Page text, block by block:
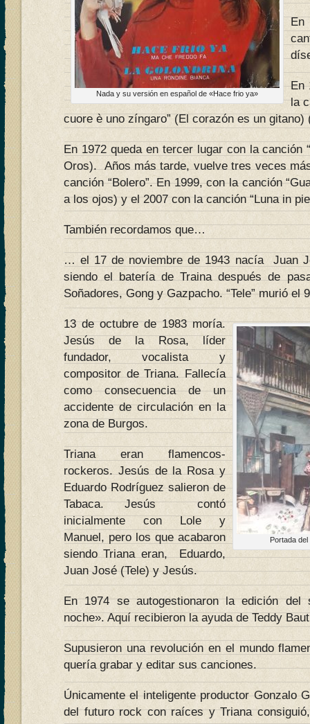
Nada y su versión en español de «Hace frio ya»
En
En
la
cuore è uno zíngaro” (El corazón es un
En 1972 queda en tercer lugar con la canción
Oros). Años más tarde, vuelve tres veces
canción “Bolero”. En 1999, con la canción
a los ojos) y el 2007 con la canción “Luna in
También recordamos que…
… el 17 de noviembre de 1943 nacía Juan
siendo el batería de Traina después de
Soñadores, Gong y Gazpacho. “Tele” murió el
Portada
13 de octubre de 1983 moría.
Jesús de la Rosa, líder
fundador, vocalista y
compositor de Triana. Fallecía
como consecuencia de un
accidente de circulación en la
zona de Burgos.
Triana eran flamencos-
rockeros. Jesús de la Rosa y
Eduardo Rodríguez salieron de
Tabaca. Jesús contó
inicialmente con Lole y
Manuel, pero los que acabaron
siendo Triana eran, Eduardo,
Juan José (Tele) y Jesús.
En 1974 se autogestionaron la edición del
noche». Aquí recibieron la ayuda de Teddy
Supusieron una revolución en el mundo
quería grabar y editar sus canciones.
Únicamente el inteligente productor Gonzalo
del futuro rock con raíces y Triana